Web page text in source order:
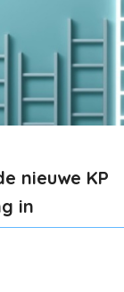
nieuwe KP
in